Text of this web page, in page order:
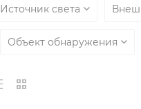
Источник света
Объект обнаружения